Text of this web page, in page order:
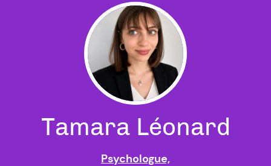
Tamara Léonard
Psychologue,